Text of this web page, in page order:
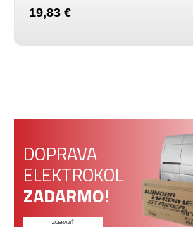
19,83 €
DOPRAVA
ELEKTROKOL
ZADARMO!
ZOBRAZIŤ